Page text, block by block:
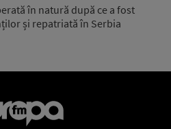
în natură după ce a fost
și repatriată în Serbia